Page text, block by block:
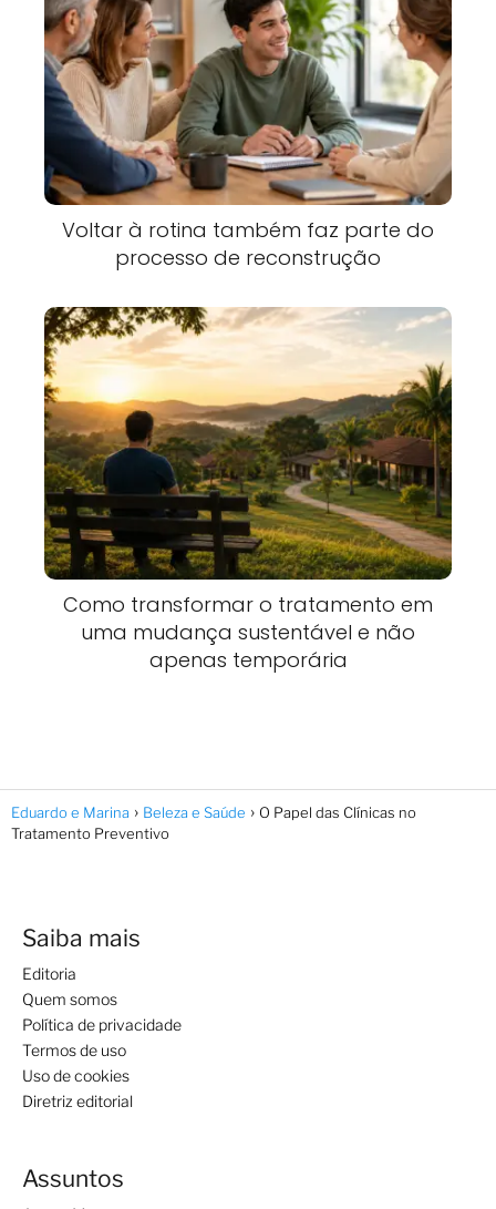
Voltar à rotina também faz parte do
processo de reconstrução
Como transformar o tratamento em
uma mudança sustentável e não
apenas temporária
Eduardo e Marina Beleza e Saúde
O Papel das Clínicas no
Tratamento Preventivo
Saiba mais
Editoria
Quem somos
Política de privacidade
Termos de uso
Uso de cookies
Diretriz editorial
Assuntos